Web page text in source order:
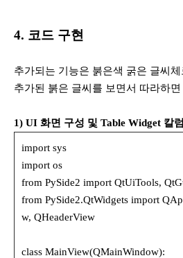
4. 코드 구현
추가되는 기능은 붉은색 굵은 글씨
추가된 붉은 글씨를 보면서 따라하
1) UI 화면 구성 및 Table Widget 칼
import sys
import os
from PySide2 import QtUiTools,
from PySide2.QtWidgets import
w, QHeaderView
class MainView(QMainWindow):